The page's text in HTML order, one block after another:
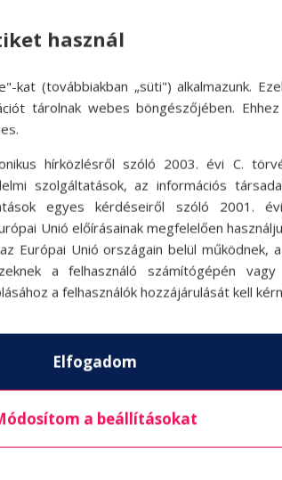
sarka van. Neki sem kell a
is van az üzletekben.
a sarkat. Vannak
akik szeretnek nagyon sokat
használ
kat (továbbiakban „süti") alkalmazunk.
tárolnak webes böngészőjében.
hírközlésről szóló 2003. évi C.
szolgáltatások, az információs
egyes kérdéseiről szóló 2001.
Unió előírásainak megfelelően
Európai Unió országain belül működnek,
a felhasználó számítógépén
a felhasználók hozzájárulását kell
Elfogadom
a beállításokat